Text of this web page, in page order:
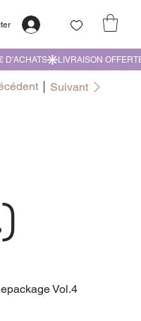
Suivant
Vol.4